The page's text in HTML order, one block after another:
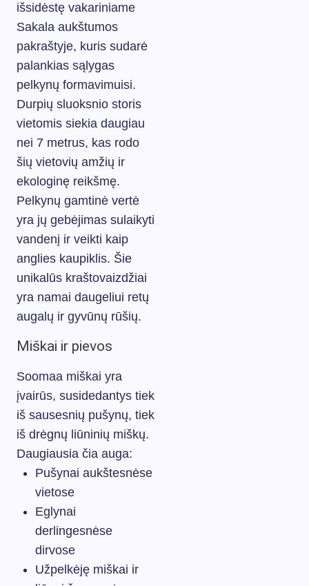
išsidėstę vakariniame
Sakala aukštumos
pakraštyje, kuris sudarė
palankias sąlygas
pelkynų formavimuisi.
Durpių sluoksnio storis
vietomis siekia daugiau
nei 7 metrus, kas rodo
šių vietovių amžių ir
ekologinę reikšmę.
Pelkynų gamtinė vertė
yra jų gebėjimas sulaikyti
vandenį ir veikti kaip
anglies kaupiklis. Šie
unikalūs kraštovaizdžiai
yra namai daugeliui retų
augalų ir gyvūnų rūšių.
Miškai ir pievos
Soomaa miškai yra
įvairūs, susidedantys tiek
iš sausesnių pušynų, tiek
iš drėgnų liūninių miškų.
Daugiausia čia auga:
Pušynai aukštesnėse
vietose
Eglynai
derlingesnėse
dirvose
Užpelkėję miškai ir